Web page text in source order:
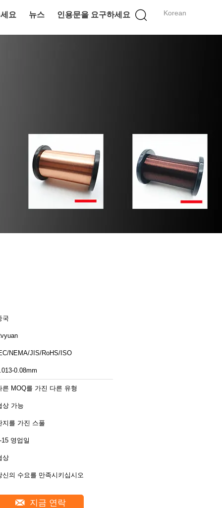
Korean
요 뉴스 인용문을 요구하세요
국
NEMA/JIS/RoHS/ISO
0.08mm
른 MOQ를 가진 다른 유형
상 가능
지를 가진 스풀
15 영업일
상
신의 수요를 만족시키십시오
지금 연락